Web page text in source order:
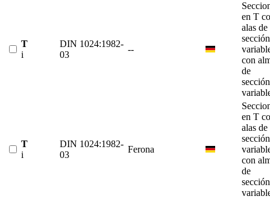
T
i
DIN 1024:1982-
03
--
en T
alas de
sección
con
de
sección
T
i
DIN 1024:1982-
03
Ferona
en T
alas de
sección
con
de
sección